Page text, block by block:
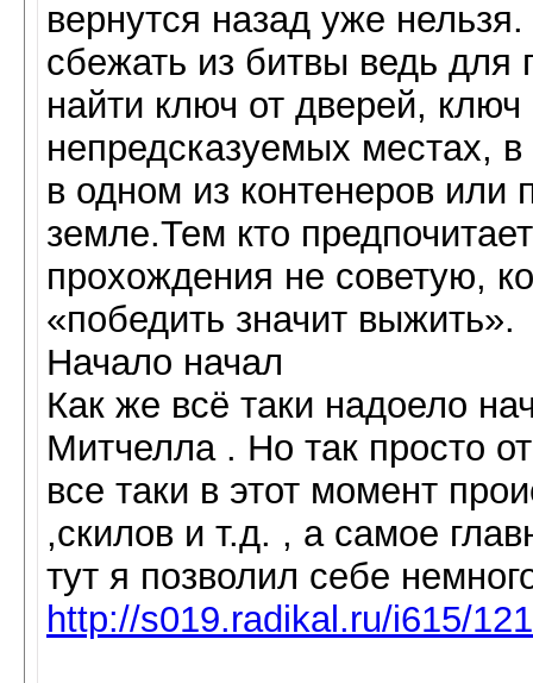
вернутся назад уже
сбежать из битвы ведь для
найти ключ от дверей,
непредсказуемых местах, в
в одном из контенеров или
земле.Тем кто
прохождения не советую,
«победить значит выжить».
Начало начал
Как же всё таки надоело
Митчелла . Но так просто
все таки в этот момент
,скилов и т.д. , а самое
тут я позволил себе
http://s019.radikal.ru/i615/